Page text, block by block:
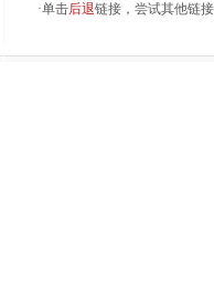
·单击后退链接，尝试其他链